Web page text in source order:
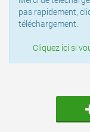
pas rapidement,
téléchargement.
Cliquez ici si